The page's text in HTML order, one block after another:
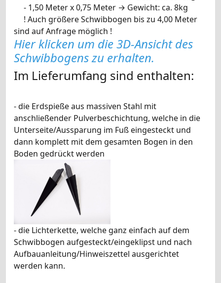
- 1,50 Meter x 0,75 Meter → Gewicht: ca. 8kg
! Auch größere Schwibbogen bis zu 4,00 Meter
sind auf Anfrage möglich !
Hier klicken um die 3D-Ansicht des
Schwibbogens zu erhalten.
Im Lieferumfang sind enthalten:
- die Erdspieße aus massiven Stahl mit
anschließender Pulverbeschichtung, welche in die
Unterseite/Aussparung im Fuß eingesteckt und
dann komplett mit dem gesamten Bogen in den
Boden gedrückt werden
- die Lichterkette, welche ganz einfach auf dem
Schwibbogen aufgesteckt/eingeklipst und nach
Aufbauanleitung/Hinweiszettel ausgerichtet
werden kann.